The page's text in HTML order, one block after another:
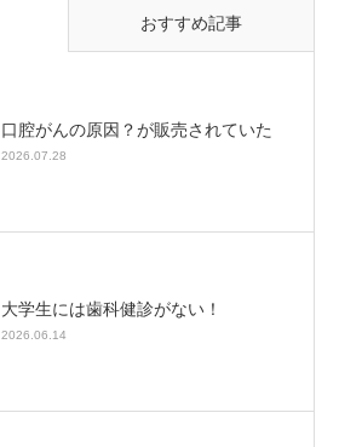
おすすめ記事
口腔がんの原因？が販売されていた
2026.07.28
大学生には歯科健診がない！
2026.06.14